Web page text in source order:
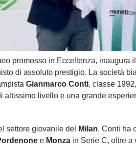
promosso in Eccellenza, inaugura
di assoluto prestigio. La società
Gianmarco Conti, classe
altissimo livello e una grande
settore giovanile del Milan, Conti ha
e Monza in Serie C, oltre a